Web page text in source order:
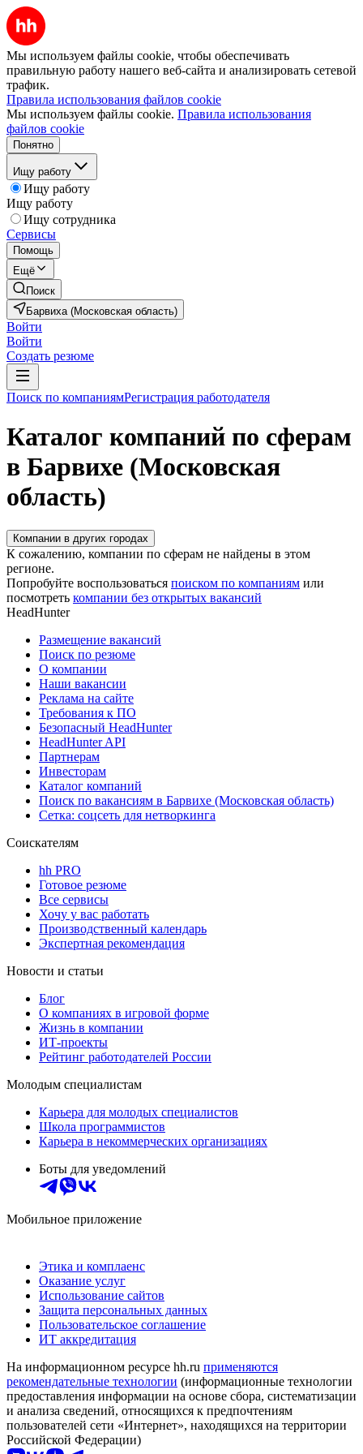
Мы используем файлы cookie, чтобы обеспечивать
правильную работу нашего веб-сайта и анализировать сетевой
трафик.
Правила использования файлов cookie
Мы используем файлы cookie. Правила использования
файлов cookie
Понятно
Ищу работу
Ищу работу
Ищу работу
Ищу сотрудника
Сервисы
Помощь
Ещё
Поиск
Барвиха (Московская область)
Войти
Войти
Создать резюме
Поиск по компаниямРегистрация работодателя
Каталог компаний по сферам
в Барвихе (Московская
область)
Компании в других городах
К сожалению, компании по сферам не найдены в этом
регионе.
Попробуйте воспользоваться поиском по компаниям или
посмотреть компании без открытых вакансий
HeadHunter
Размещение вакансий
Поиск по резюме
О компании
Наши вакансии
Реклама на сайте
Требования к ПО
Безопасный HeadHunter
HeadHunter API
Партнерам
Инвесторам
Каталог компаний
Поиск по вакансиям в Барвихе (Московская область)
Сетка: соцсеть для нетворкинга
Соискателям
hh PRO
Готовое резюме
Все сервисы
Хочу у вас работать
Производственный календарь
Экспертная рекомендация
Новости и статьи
Блог
О компаниях в игровой форме
Жизнь в компании
ИТ-проекты
Рейтинг работодателей России
Молодым специалистам
Карьера для молодых специалистов
Школа программистов
Карьера в некоммерческих организациях
Боты для уведомлений
Мобильное приложение
Этика и комплаенс
Оказание услуг
Использование сайтов
Защита персональных данных
Пользовательское соглашение
ИТ аккредитация
На информационном ресурсе hh.ru применяются
рекомендательные технологии (информационные технологии
предоставления информации на основе сбора, систематизации
и анализа сведений, относящихся к предпочтениям
пользователей сети «Интернет», находящихся на территории
Российской Федерации)